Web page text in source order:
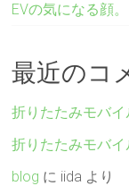
EVの気になる顔。
最近のコ
折りたたみモバイ
折りたたみモバイ
blog に iida より